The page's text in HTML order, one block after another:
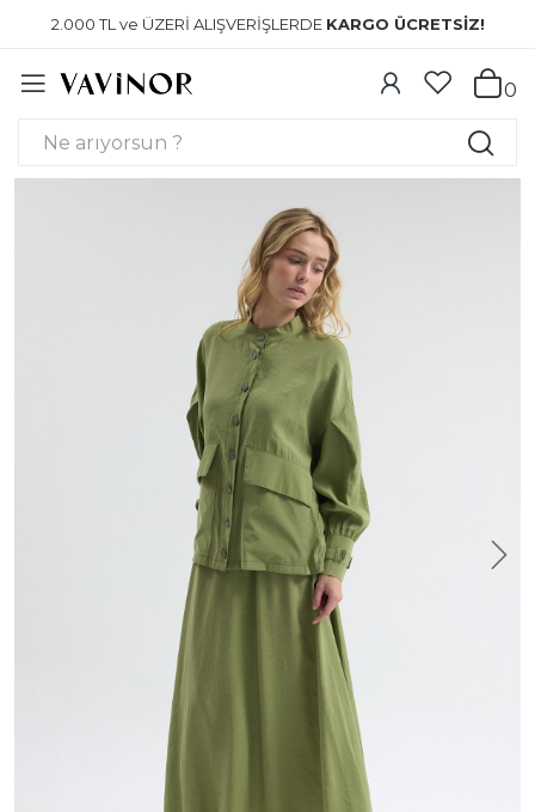
2.000 TL ve ÜZERİ ALIŞVERİŞLERDE KARGO ÜCRETSİZ!
0